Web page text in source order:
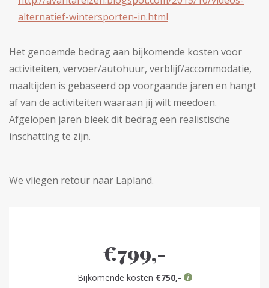
alternatief-wintersporten-in.html
Het genoemde bedrag aan bijkomende kosten voor
activiteiten, vervoer/autohuur, verblijf/accommodatie,
maaltijden is gebaseerd op voorgaande jaren en hangt
af van de activiteiten waaraan jij wilt meedoen.
Afgelopen jaren bleek dit bedrag een realistische
inschatting te zijn.
We vliegen retour naar Lapland.
€799,-
Bijkomende kosten €750,-